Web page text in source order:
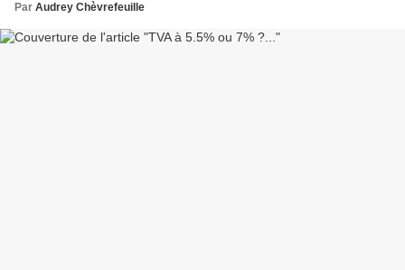
Par Audrey Chèvrefeuille